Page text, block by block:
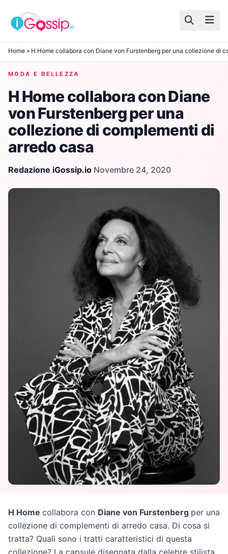
Skip to content
Home » H Home collabora con Diane von Furstenberg per una collezione di
MODA E BELLEZZA
H Home collabora con Diane
von Furstenberg per una
collezione di complementi di
arredo casa
Redazione iGossip.io·Novembre 24, 2020
H Home collabora con Diane von Furstenberg per una
collezione di complementi di arredo casa. Di cosa si
tratta? Quali sono i tratti caratteristici di questa